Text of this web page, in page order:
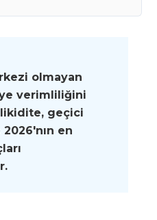
olmayan
verimliliğini
likidite, geçici
en